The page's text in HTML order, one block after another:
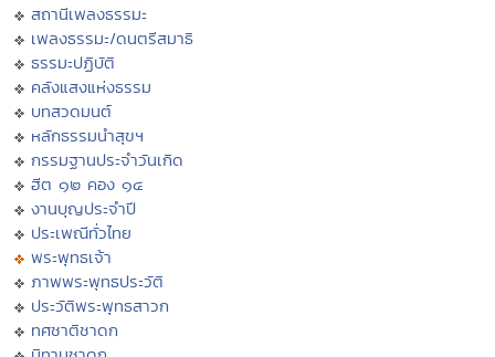
สถานีเพลงธรรมะ
เพลงธรรมะ/ดนตรีสมาธิ
ธรรมะปฏิบัติ
คลังแสงแห่งธรรม
บทสวดมนต์
หลักธรรมนำสุขฯ
กรรมฐานประจำวันเกิด
ฮีต ๑๒ คอง ๑๔
งานบุญประจำปี
ประเพณีทั่วไทย
พระพุทธเจ้า
ภาพพระพุทธประวัติ
ประวัติพระพุทธสาวก
ทศชาติชาดก